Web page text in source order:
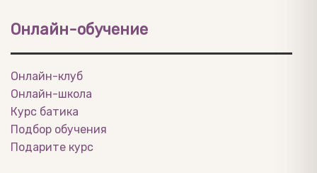
Онлайн-обучение
Онлайн-клуб
Онлайн-школа
Курс батика
Подбор обучения
Подарите курс